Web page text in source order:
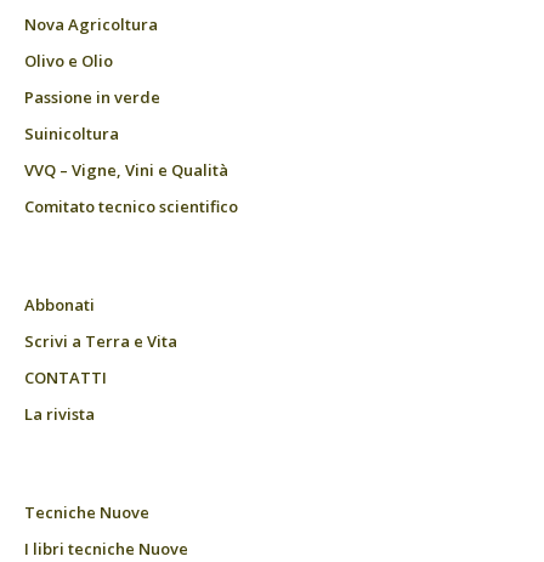
Nova Agricoltura
Olivo e Olio
Passione in verde
Suinicoltura
VVQ – Vigne, Vini e Qualità
Comitato tecnico scientifico
Abbonati
Scrivi a Terra e Vita
CONTATTI
La rivista
Tecniche Nuove
I libri tecniche Nuove